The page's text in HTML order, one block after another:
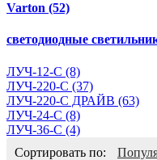
Varton (52)
светодиодные
ЛУЧ-12-С (8)
ЛУЧ-220-С (37)
ЛУЧ-220-С ДРАЙВ (63)
ЛУЧ-24-С (8)
ЛУЧ-36-С (4)
Сортировать по: